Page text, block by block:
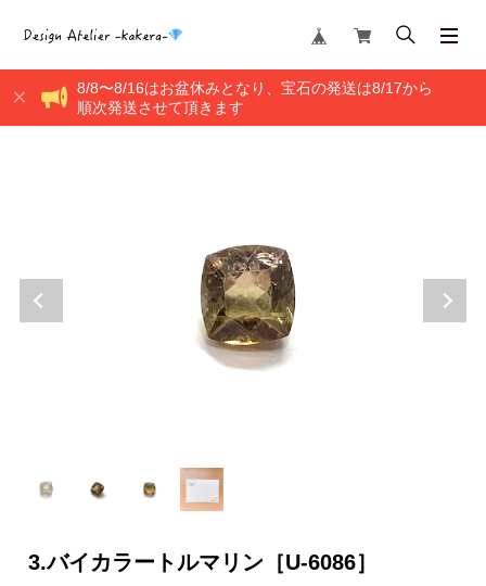
8/8〜8/16はお盆休みとなり、宝石の発送は8/17から
順次発送させて頂きます
3.バイカラートルマリン［U-6086］